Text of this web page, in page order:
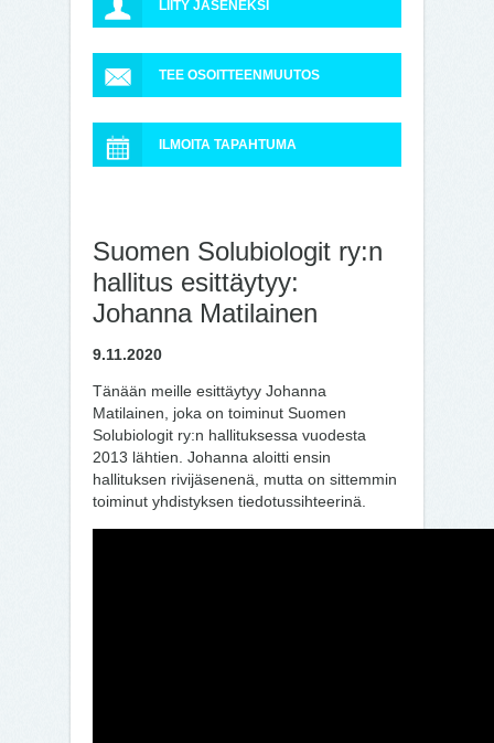
LIITY JÄSENEKSI
TEE OSOITTEENMUUTOS
ILMOITA TAPAHTUMA
Suomen Solubiologit ry:n
hallitus esittäytyy:
Johanna Matilainen
9.11.2020
Tänään meille esittäytyy Johanna
Matilainen, joka on toiminut Suomen
Solubiologit ry:n hallituksessa vuodesta
2013 lähtien. Johanna aloitti ensin
hallituksen rivijäsenenä, mutta on sittemmin
toiminut yhdistyksen tiedotussihteerinä.